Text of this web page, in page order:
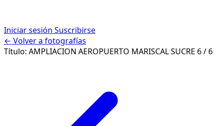
Iniciar sesión Suscribirse
← Volver a fotografías
Título: AMPLIACION AEROPUERTO MARISCAL SUCRE 6 / 6